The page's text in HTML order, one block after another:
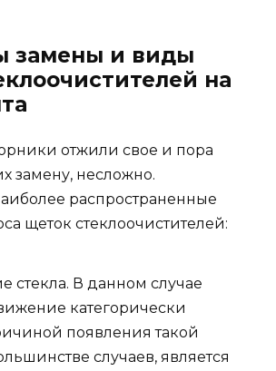
замены и виды
на
отжили свое и пора
замену, несложно.
распространенные
щеток стеклоочистителей:
стекла. В данном случае
категорически
появления такой
случаев, является